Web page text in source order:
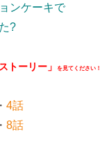
ンケーキで
?
トーリー」 を見てください！
・ 4話
・ 8話